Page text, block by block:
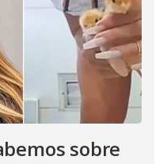
sobre